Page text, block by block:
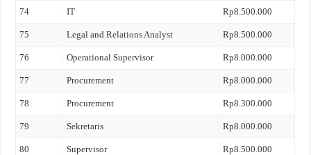
74 IT Rp8.500.000
75 Legal and Relations Analyst Rp8.500.000
76 Operational Supervisor Rp8.000.000
77 Procurement Rp8.000.000
78 Procurement Rp8.300.000
79 Sekretaris Rp8.000.000
80 Supervisor Rp8.500.000